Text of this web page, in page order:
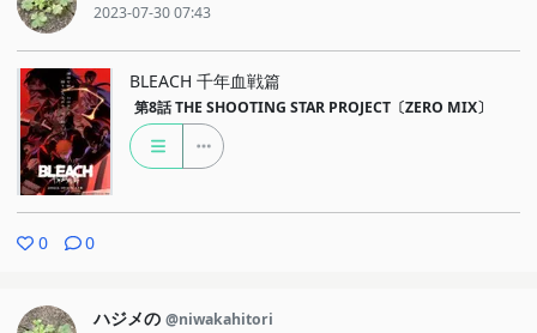
2023-07-30 07:43
BLEACH 千年血戦篇
第8話 THE SHOOTING STAR PROJECT〔ZERO MIX〕
0 0
ハジメの @niwakahitori